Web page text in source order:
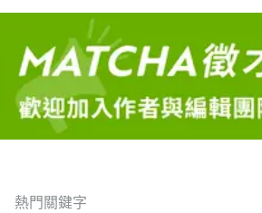
熱門關鍵字